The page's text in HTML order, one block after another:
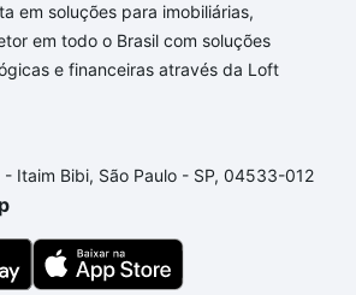
a oferta ideal para você, com
1 quarto à venda em Vila
SP que custam a partir de R$
de financiamento imobiliário
dúvida dos custos envolvidos
veja em nosso portal
um apartamento
o imóvel dos seus sonhos
conforto. Loft, com você até as
em soluções para imobiliárias,
em todo o Brasil com soluções
e financeiras através da Loft
- Itaim Bibi, São Paulo - SP, 04533-012